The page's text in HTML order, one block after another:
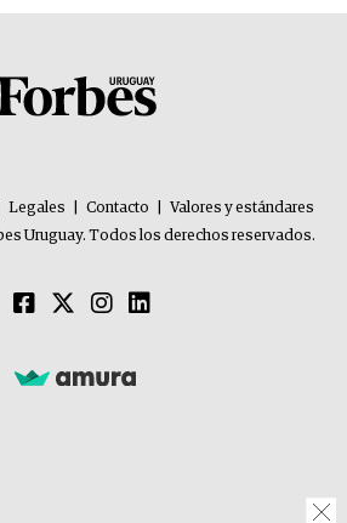
Legales Contacto
Valores y estándares
Uruguay. Todos los derechos reservados.